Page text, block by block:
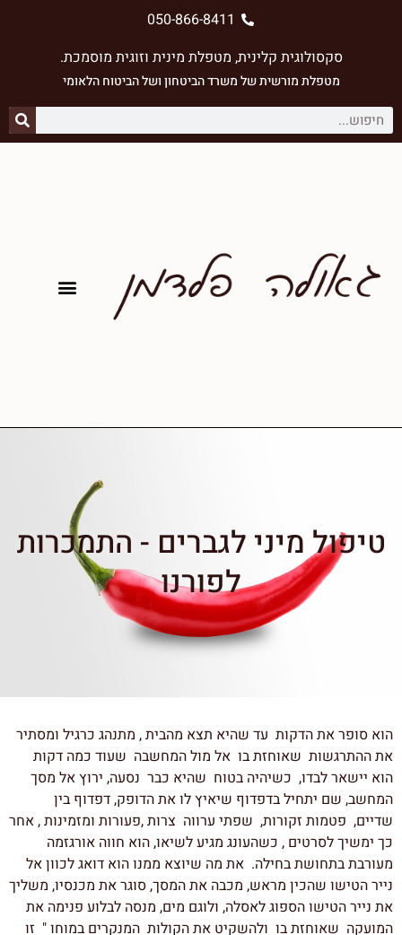
050-866-8411
סקסולוגית קלינית, מטפלת מינית וזוגית מוסמכת.
מטפלת מורשית של משרד הביטחון ⁠ושל הביטוח הלאומי
טיפול מיני לגברים - התמכרות
לפורנו
הוא סופר את הדקות עד שהיא תצא מהבית , מתנהג כרגיל ומסתיר
את ההתרגשות שאוחזת בו אל מול המחשבה שעוד כמה דקות
הוא יישאר לבדו, כשיהיה בטוח שהיא כבר נסעה, ירוץ אל מסך
המחשב, שם יתחיל בדפדוף שיאיץ לו את הדופק, דפדוף בין
שדיים, פטמות זקורות, שפתי ערווה צרות ,פעורות ומזמינות , אחר
כך ימשיך לסרטים , כשהעונג מגיע לשיאו, הוא חווה אורגזמה
מעורבת בתחושת בחילה. את מה שיוצא ממנו הוא דואג לכוון אל
נייר הטישו שהכין מראש, מכבה את המסך, סוגר את מכנסיו, משליך
את נייר הטישו הספוג לאסלה, ולוגם מים, מנסה לבלוע פנימה את
המועקה שאוחזת בו ולהשקיט את הקולות המנקרים במוחו " זו